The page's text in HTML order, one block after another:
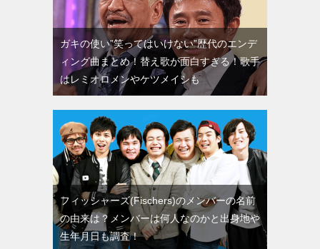
ガキの使い”笑ってはいけない”歴代のエンデ
ィング曲まとめ！替え歌が面白すぎる！歌手
はレミオロメンやケツメイシも
フィッシャーズ(Fischers)のメンバーの名前
の由来は？メンバーは何人なのかと出身地や
生年月日も調査！